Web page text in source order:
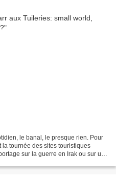
le banal, le presque rien. Pour
la tournée des sites touristiques
sur la guerre en Irak ou sur un